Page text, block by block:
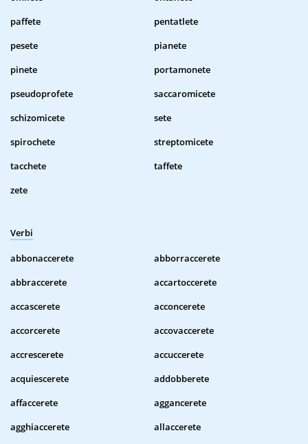
paffete
pentatlete
pesete
pianete
pinete
portamonete
pseudoprofete
saccaromicete
schizomicete
sete
spirochete
streptomicete
tacchete
taffete
zete
Verbi
abbonaccerete
abborraccerete
abbraccerete
accartoccerete
accascerete
acconcerete
accorcerete
accovaccerete
accrescerete
accuccerete
acquiescerete
addobberete
affaccerete
aggancerete
agghiaccerete
allaccerete